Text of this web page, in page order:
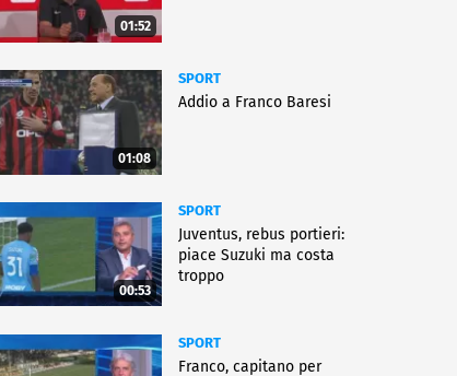
01:52
01:08
SPORT
Addio a Franco Baresi
00:53
SPORT
Juventus, rebus portieri:
piace Suzuki ma costa
troppo
SPORT
Franco, capitano per